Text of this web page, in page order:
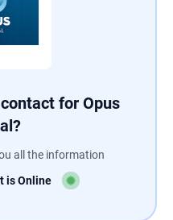
for Opus
all the information
is Online